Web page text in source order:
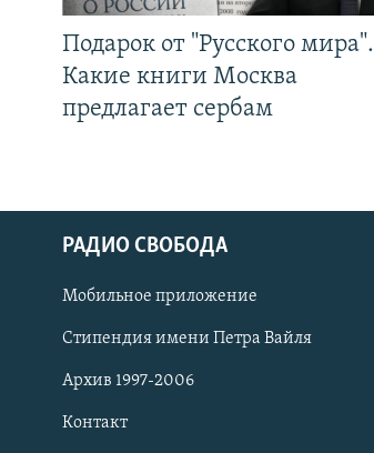
СОЦИАЛЬНЫЕ СЕТИ
Подарок от "Русского мира".
Какие книги Москва
предлагает сербам
РАДИО СВОБОДА
Мобильное приложение
Стипендия имени Петра Вайля
Архив 1997-2006
Контакт